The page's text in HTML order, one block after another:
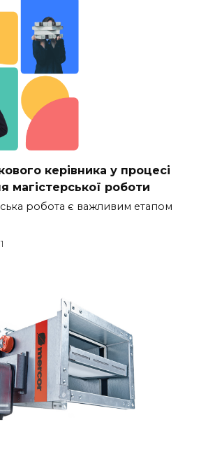
керівника у процесі
магістерської роботи
робота є важливим етапом